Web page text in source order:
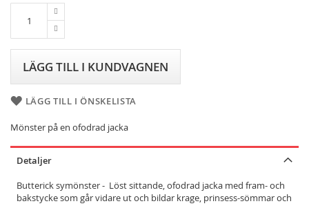
LÄGG TILL I KUNDVAGNEN
LÄGG TILL I ÖNSKELISTA
Mönster på en ofodrad jacka
Detaljer
Butterick symönster - Löst sittande, ofodrad jacka med fram- och
bakstycke som går vidare ut och bildar krage, prinsess-sömmar och